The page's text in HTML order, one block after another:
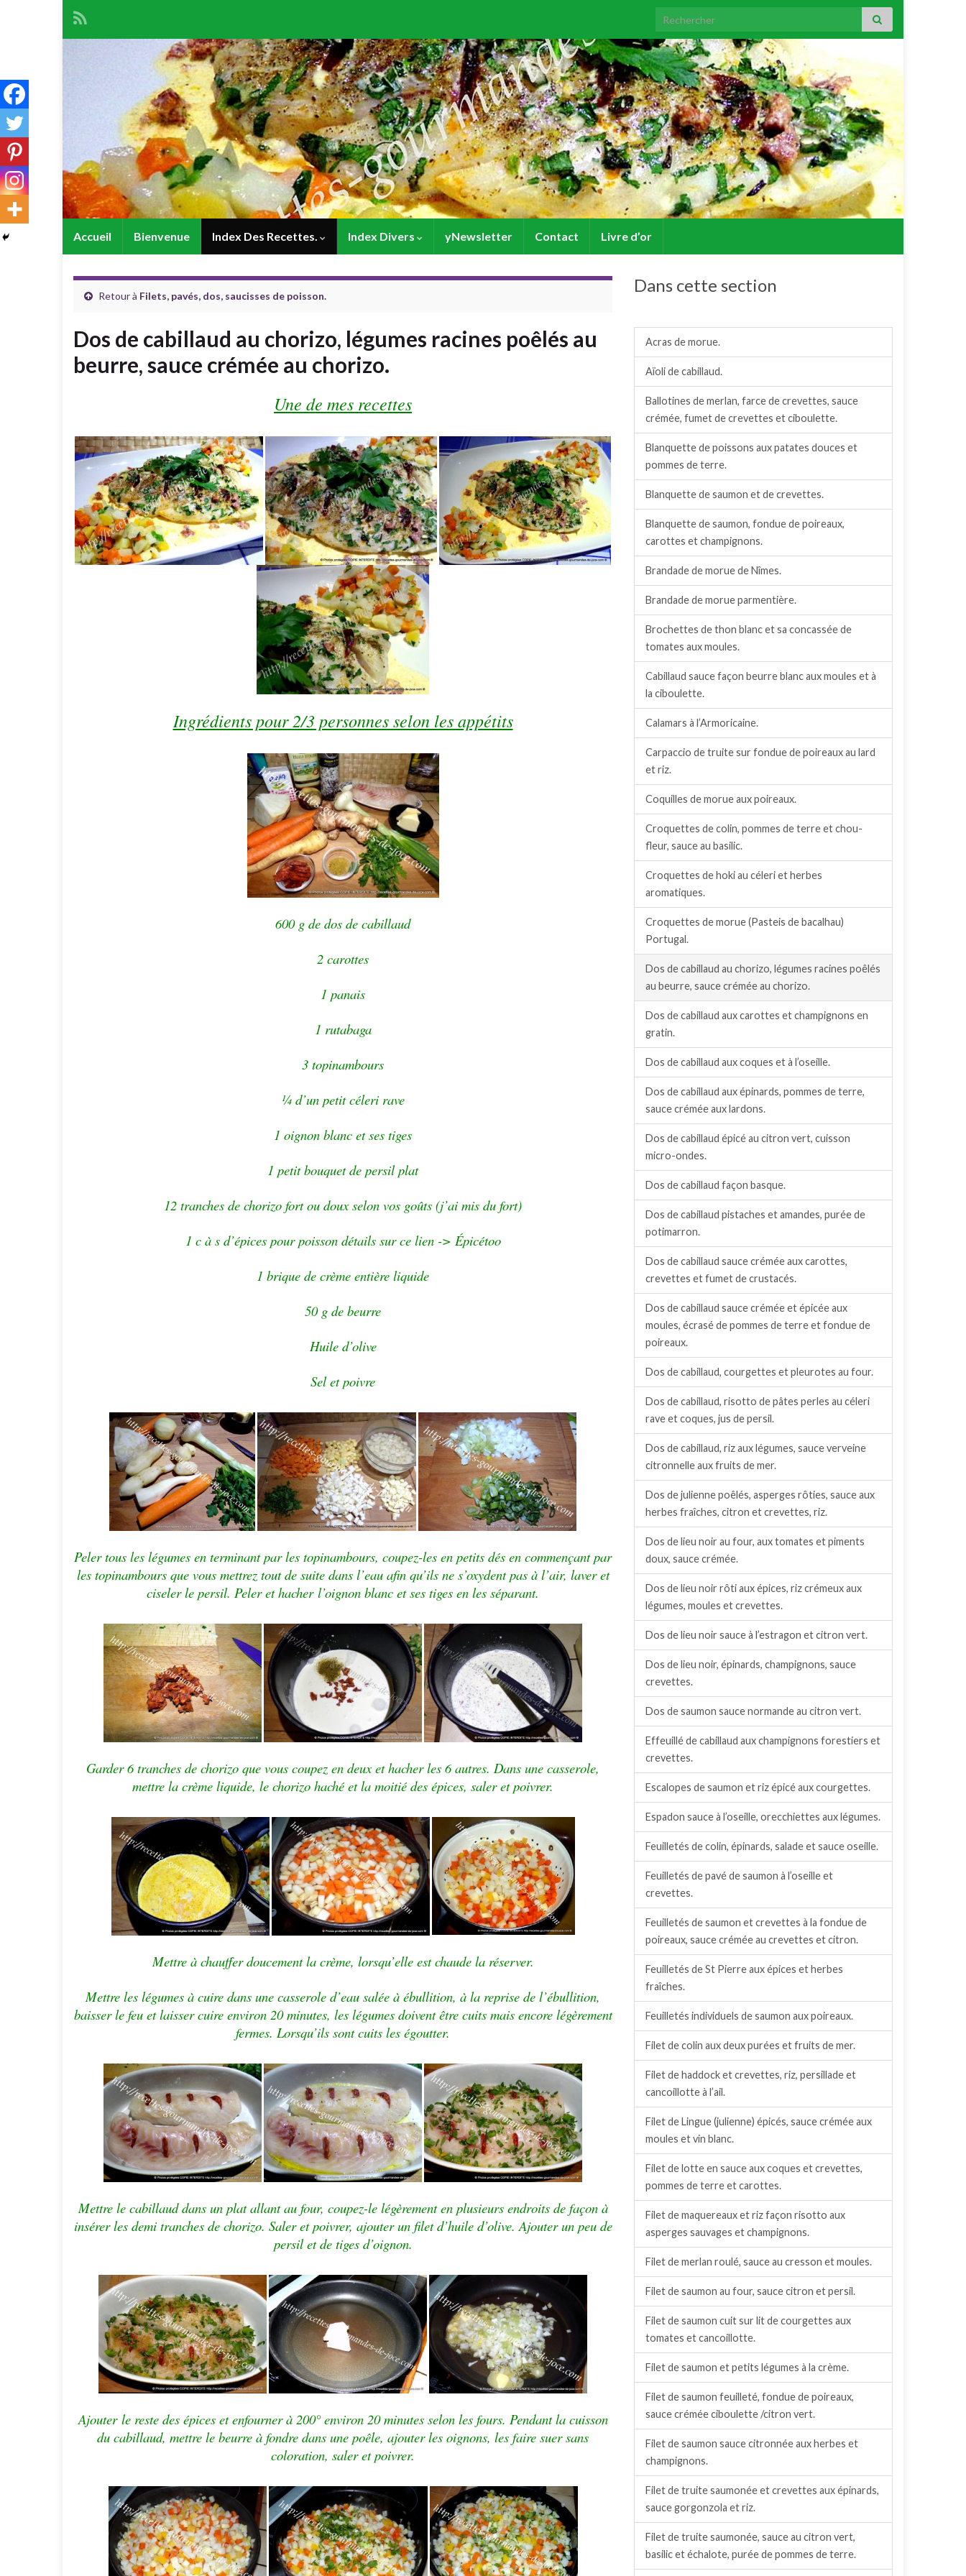
Search for:
Accueil Bienvenue Index Des Recettes. Index Divers yNewsletter Contact Livre d’or
Retour à Filets, pavés, dos, saucisses de poisson.
Dos de cabillaud au chorizo, légumes racines poêlés au
beurre, sauce crémée au chorizo.
Une de mes recettes
Ingrédients pour 2/3 personnes selon les appétits
600 g de dos de cabillaud
2 carottes
1 panais
1 rutabaga
3 topinambours
¼ d’un petit céleri rave
1 oignon blanc et ses tiges
1 petit bouquet de persil plat
12 tranches de chorizo fort ou doux selon vos goûts (j’ai mis du fort)
1 c à s d’épices pour poisson détails sur ce lien -> Épicétoo
1 brique de crème entière liquide
50 g de beurre
Huile d’olive
Sel et poivre
Peler tous les légumes en terminant par les topinambours, coupez-les en petits dés en commençant par
les topinambours que vous mettrez tout de suite dans l’eau afin qu’ils ne s’oxydent pas à l’air, laver et
ciseler le persil. Peler ethacherl’oignon blanc et ses tiges en les séparant.
Garder 6 tranches de chorizo que vous coupez en deux et hacher les 6 autres. Dans une casserole,
mettre la crème liquide, le chorizo haché et la moitié des épices, saler et poivrer.
Mettre à chauffer doucement la crème, lorsqu’elle est chaude la réserver.
Mettre les légumes à cuire dans une casserole d’eau salée à ébullition, à la reprise de l’ébullition,
baisser le feu et laisser cuire environ 20 minutes, les légumes doivent être cuits mais encore légèrement
fermes. Lorsqu’ils sont cuits les égoutter.
Mettre le cabillaud dans un plat allant au four, coupez-le légèrement en plusieurs endroits de façon à
insérer les demi tranches de chorizo. Saler et poivrer, ajouter un filet d’huile d’olive. Ajouter un peu de
persil et de tiges d’oignon.
Ajouter le reste des épices et enfourner à 200° environ 20 minutes selon les fours. Pendant la cuisson
du cabillaud, mettre le beurre à fondre dans une poêle, ajouter les oignons, les faire suer sans
coloration, saler et poivrer.
Dans cette section
Acras de morue.
Aïoli de cabillaud.
Ballotines de merlan, farce de crevettes, sauce
crémée, fumet de crevettes et ciboulette.
Blanquette de poissons aux patates douces et
pommes de terre.
Blanquette de saumon et de crevettes.
Blanquette de saumon, fondue de poireaux,
carottes et champignons.
Brandade de morue de Nîmes.
Brandade de morue parmentière.
Brochettes de thon blanc et sa concassée de
tomates aux moules.
Cabillaud sauce façon beurre blanc aux moules et à
la ciboulette.
Calamars à l’Armoricaine.
Carpaccio de truite sur fondue de poireaux au lard
et riz.
Coquilles de morue aux poireaux.
Croquettes de colin, pommes de terre et chou-
fleur, sauce au basilic.
Croquettes de hoki au céleri et herbes
aromatiques.
Croquettes de morue (Pasteis de bacalhau)
Portugal.
Dos de cabillaud au chorizo, légumes racines poêlés
au beurre, sauce crémée au chorizo.
Dos de cabillaud aux carottes et champignons en
gratin.
Dos de cabillaud aux coques et à l’oseille.
Dos de cabillaud aux épinards, pommes de terre,
sauce crémée aux lardons.
Dos de cabillaud épicé au citron vert, cuisson
micro-ondes.
Dos de cabillaud façon basque.
Dos de cabillaud pistaches et amandes, purée de
potimarron.
Dos de cabillaud sauce crémée aux carottes,
crevettes et fumet de crustacés.
Dos de cabillaud sauce crémée et épicée aux
moules, écrasé de pommes de terre et fondue de
poireaux.
Dos de cabillaud, courgettes et pleurotes au four.
Dos de cabillaud, risotto de pâtes perles au céleri
rave et coques, jus de persil.
Dos de cabillaud, riz aux légumes, sauce verveine
citronnelle aux fruits de mer.
Dos de julienne poêlés, asperges rôties, sauce aux
herbes fraîches, citron et crevettes, riz.
Dos de lieu noir au four, aux tomates et piments
doux, sauce crémée.
Dos de lieu noir rôti aux épices, riz crémeux aux
légumes, moules et crevettes.
Dos de lieu noir sauce à l’estragon et citron vert.
Dos de lieu noir, épinards, champignons, sauce
crevettes.
Dos de saumon sauce normande au citron vert.
Effeuillé de cabillaud aux champignons forestiers et
crevettes.
Escalopes de saumon et riz épicé aux courgettes.
Espadon sauce à l’oseille, orecchiettes aux légumes.
Feuilletés de colin, épinards, salade et sauce oseille.
Feuilletés de pavé de saumon à l’oseille et
crevettes.
Feuilletés de saumon et crevettes à la fondue de
poireaux, sauce crémée au crevettes et citron.
Feuilletés de St Pierre aux épices et herbes
fraîches.
Feuilletés individuels de saumon aux poireaux.
Filet de colin aux deux purées et fruits de mer.
Filet de haddock et crevettes, riz, persillade et
cancoillotte à l’ail.
Filet de Lingue (julienne) épicés, sauce crémée aux
moules et vin blanc.
Filet de lotte en sauce aux coques et crevettes,
pommes de terre et carottes.
Filet de maquereaux et riz façon risotto aux
asperges sauvages et champignons.
Filet de merlan roulé, sauce au cresson et moules.
Filet de saumon au four, sauce citron et persil.
Filet de saumon cuit sur lit de courgettes aux
tomates et cancoillotte.
Filet de saumon et petits légumes à la crème.
Filet de saumon feuilleté, fondue de poireaux,
sauce crémée ciboulette /citron vert.
Filet de saumon sauce citronnée aux herbes et
champignons.
Filet de truite saumonée et crevettes aux épinards,
sauce gorgonzola et riz.
Filet de truite saumonée, sauce au citron vert,
basilic et échalote, purée de pommes de terre.